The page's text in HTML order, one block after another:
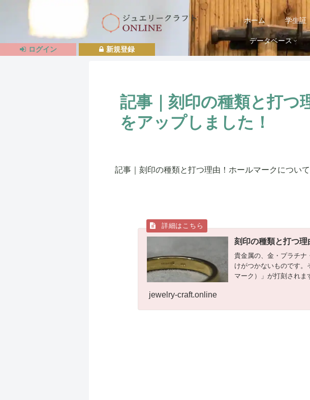
ホーム 学生証
データベース
記事｜刻印の種類と打つ
をアップしました！
記事｜刻印の種類と打つ理由！ホールマークについ
刻印の種類と打つ
貴金属の、金・プラチナ
けがつかないものです
マーク）」が打刻され
jewelry-craft.online
新規登録
ログイン